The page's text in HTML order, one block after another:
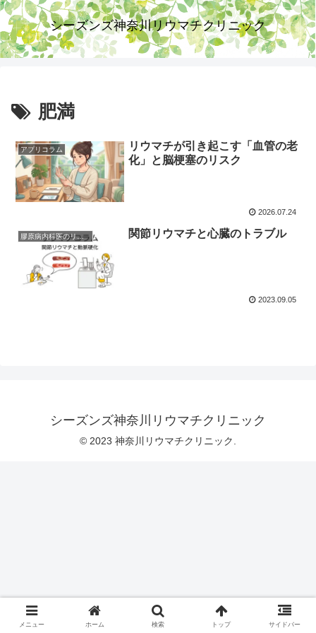
シーズンズ神奈川リウマチクリニック
肥満
アプリコラム
リウマチが引き起こす「血管の老
化」と脳梗塞のリスク
2026.07.24
膠原病内科医のリウマチコラム 関節リウマチと心臓のトラブル
2023.09.05
シーズンズ神奈川リウマチクリニック
© 2023 神奈川リウマチクリニック.
メニュー ホーム 検索 トップ サイドバー